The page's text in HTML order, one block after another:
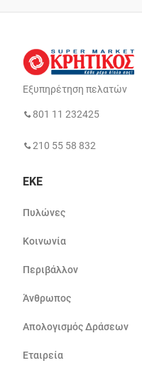
Εξυπηρέτηση πελατών
801 11 232425
210 55 58 832
ΕΚΕ
Πυλώνες
Κοινωνία
Περιβάλλον
Άνθρωπος
Απολογισμός Δράσεων
Εταιρεία